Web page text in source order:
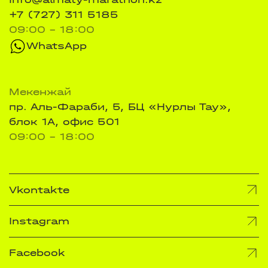
+7 (727) 311 5185
09:00 - 18:00
WhatsApp
Мекенжай
пр. Аль-Фараби, 5, БЦ «Нурлы Тау»,
блок 1А, офис 501
09:00 - 18:00
Vkontakte
Instagram
Facebook